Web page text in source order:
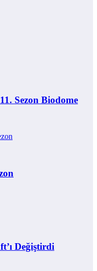
Sezon Biodome
Değiştirdi